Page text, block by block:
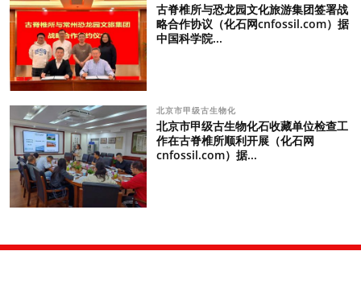
古脊椎所与恐龙园文化旅游集团签署战
略合作协议（化石网cnfossil.com）据
中国科学院...
北京市甲级古生物化
北京市甲级古生物化石收藏单位检查工
作在古脊椎所顺利开展（化石网
cnfossil.com）据...